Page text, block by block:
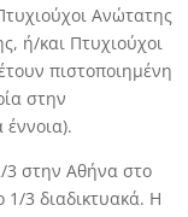
Ανώτατης
ή/και Πτυχιούχοι
πιστοποιημένη
στην
έννοια).
3 στην Αθήνα στο
1/3 διαδικτυακά. Η